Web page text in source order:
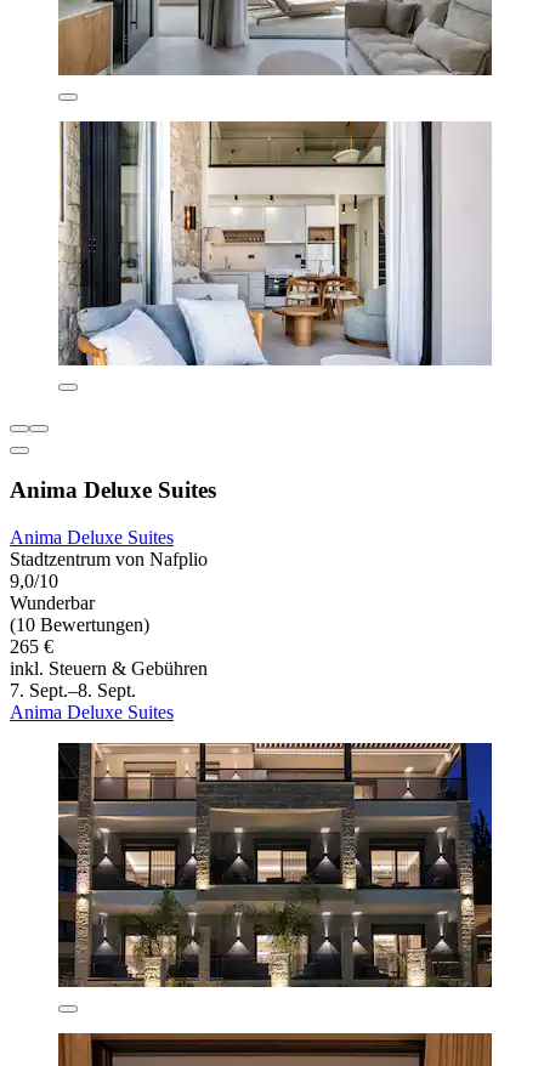
Anima Deluxe Suites
Anima Deluxe Suites
Stadtzentrum von Nafplio
9,0/10
Wunderbar
(10 Bewertungen)
265 €
inkl. Steuern & Gebühren
7. Sept.–8. Sept.
Anima Deluxe Suites